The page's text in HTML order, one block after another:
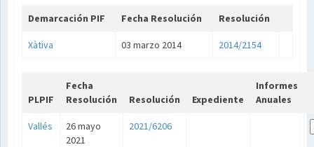
Demarcación PIF Fecha Resolución Resolución
Xàtiva 03 marzo 2014 2014/2154
PLPIF
Fecha
Resolución
Resolución Expediente
Informes
Anuales
Vallés
26 mayo
2021
2021/6206